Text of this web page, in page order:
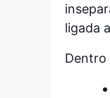
ligada
Dentro